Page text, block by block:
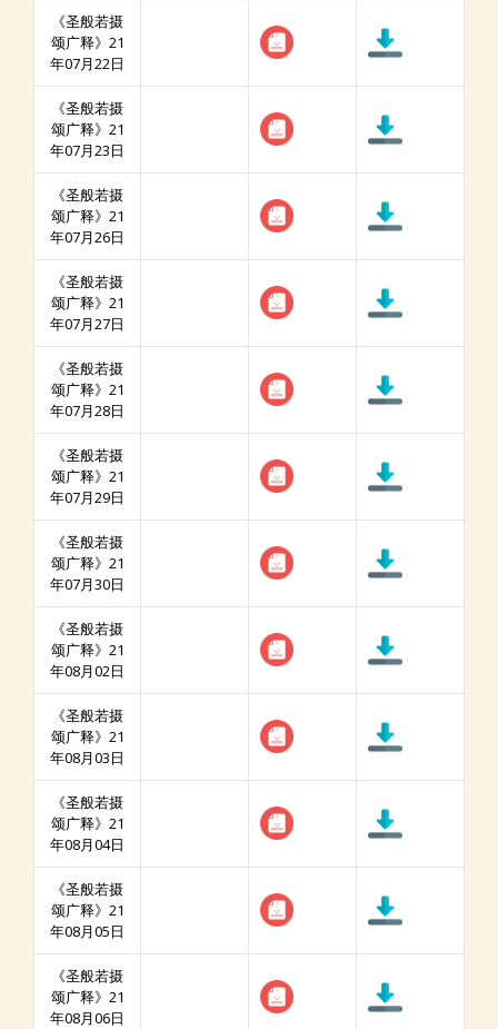
《圣般若摄
颂广释》21
年07月22日
《圣般若摄
颂广释》21
年07月23日
《圣般若摄
颂广释》21
年07月26日
《圣般若摄
颂广释》21
年07月27日
《圣般若摄
颂广释》21
年07月28日
《圣般若摄
颂广释》21
年07月29日
《圣般若摄
颂广释》21
年07月30日
《圣般若摄
颂广释》21
年08月02日
《圣般若摄
颂广释》21
年08月03日
《圣般若摄
颂广释》21
年08月04日
《圣般若摄
颂广释》21
年08月05日
《圣般若摄
颂广释》21
年08月06日